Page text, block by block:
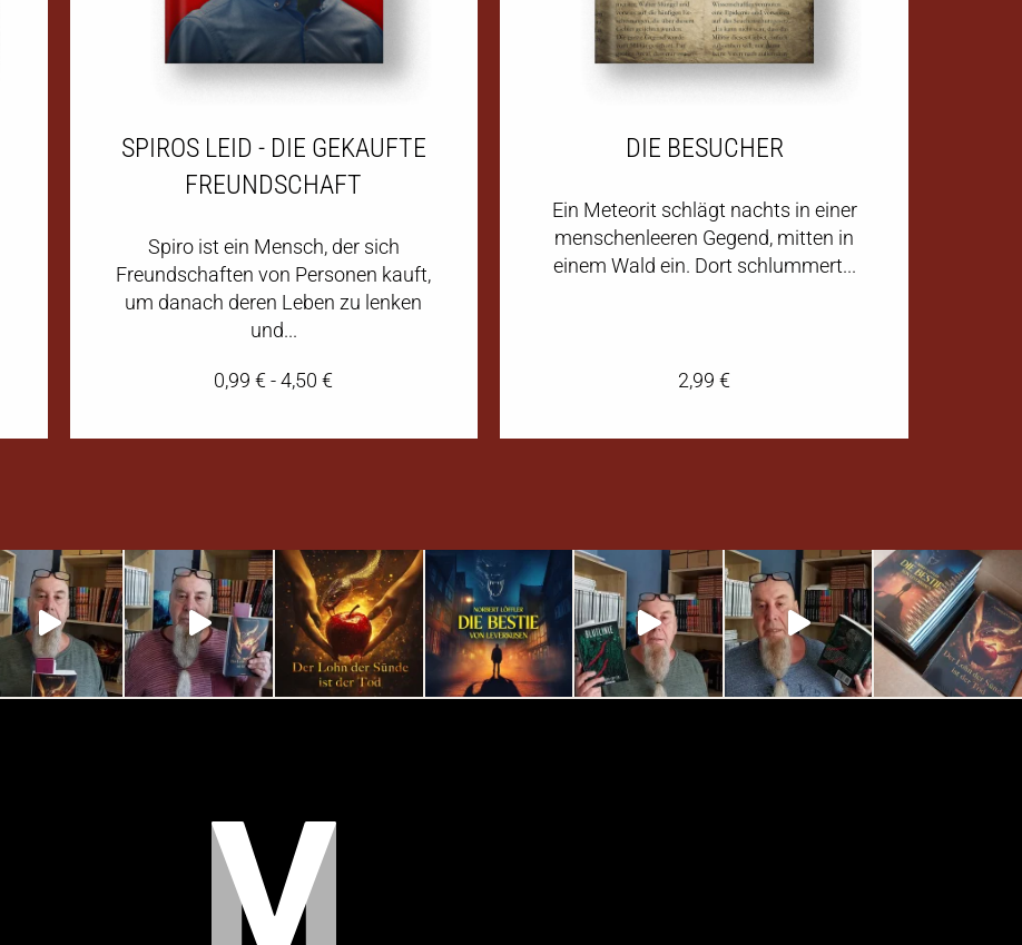
SPIROS LEID - DIE GEKAUFTE
FREUNDSCHAFT
Spiro ist ein Mensch, der sich
Freundschaften von Personen kauft,
um danach deren Leben zu lenken
und...
0,99€-4,50€
DIE BESUCHER
Ein Meteorit schlägt nachts in einer
menschenleeren Gegend, mitten in
einem Wald ein. Dort schlummert...
2,99€